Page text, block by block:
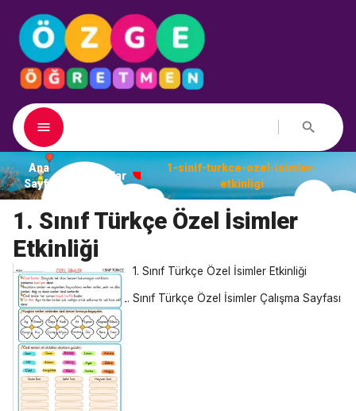
Ana
Sayfa
Dosyalar
1-sinif-turkce-ozel-isimler-
etkinligi
1. Sınıf Türkçe Özel İsimler
Etkinliği
1. Sınıf Türkçe Özel İsimler Etkinliği
Sınıf Türkçe Özel İsimler Çalışma Sayfası